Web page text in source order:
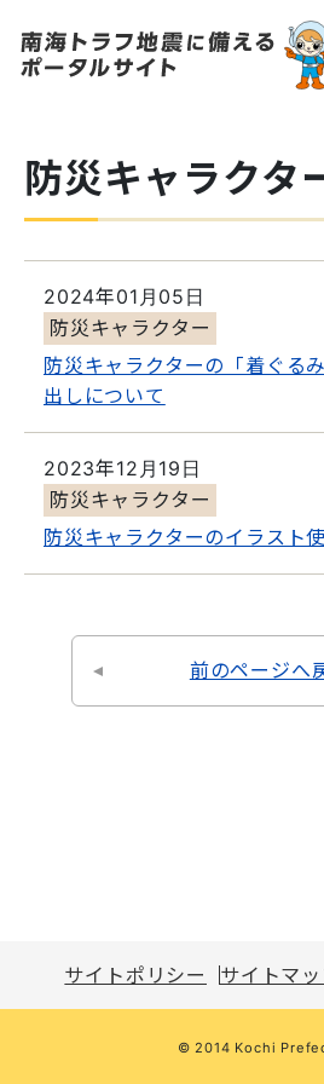
防災キャラクタ
2024年01月05日
防災キャラクター
防災キャラクターの「着ぐる
出しについて
2023年12月19日
防災キャラクター
防災キャラクターのイラスト
前のページへ
サイトポリシー サイトマ
© 2014 Kochi